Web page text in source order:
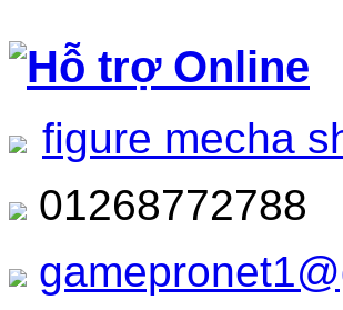
Hỗ trợ Online
figure mecha
01268772788